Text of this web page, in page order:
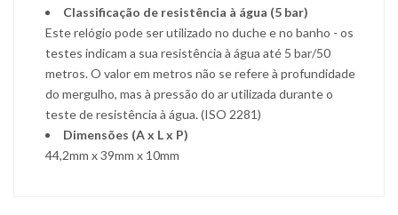
Classificação de resistência à água (5 bar)
Este relógio pode ser utilizado no duche e no banho - os
testes indicam a sua resistência à água até 5 bar/50
metros. O valor em metros não se refere à profundidade
do mergulho, mas à pressão do ar utilizada durante o
teste de resistência à água. (ISO 2281)
Dimensões (A x L x P)
44,2mm x 39mm x 10mm